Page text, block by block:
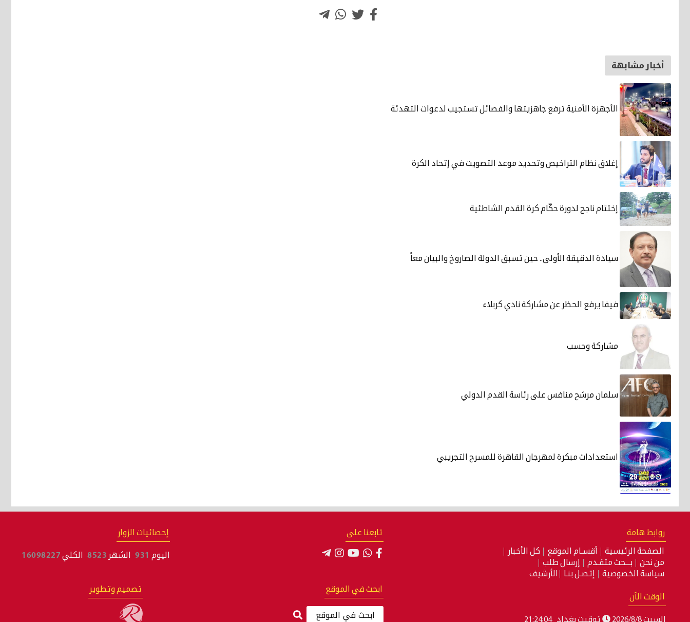
أخبار مشابهة
الأجهزة الأمنية ترفع جاهزيتها والفصائل تستجيب لدعوات التهدئة
إغلاق نظام التراخيص وتحديد موعد التصويت في إتحاد الكرة
إختتام ناجح لدورة حكّام كرة القدم الشاطئية
سيادة الدقيقة الأولى.. حين تسبق الدولة الصاروخ والبيان معاً
فيفا يرفع الحظر عن مشاركة نادي كربلاء
مشاركة وحسب
سلمان مرشح منافس على رئاسة القدم الدولي
استعدادات مبكرة لمهرجان القاهرة للمسرح التجريبي
روابط هامة
الصفحة الرئيسية أقسـام الموقع
كل الأخبار
من نحن
بـــحث متقـدم
إرسال طلب
سياسة الخصوصية
إتصـل بنـا الأرشيف
تابعنا على إحصائيات الزوار
اليوم 931 الشهر 8523 الكلي 16098227
الوقت الآن
السبت 2026/8/8 توقيت بغداد 21:24:05
ابحث في الموقع تصميم وتطوير